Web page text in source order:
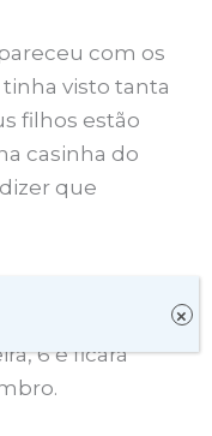
com os
visto tanta
filhos estão
casinha do
que
6 e ficará
×